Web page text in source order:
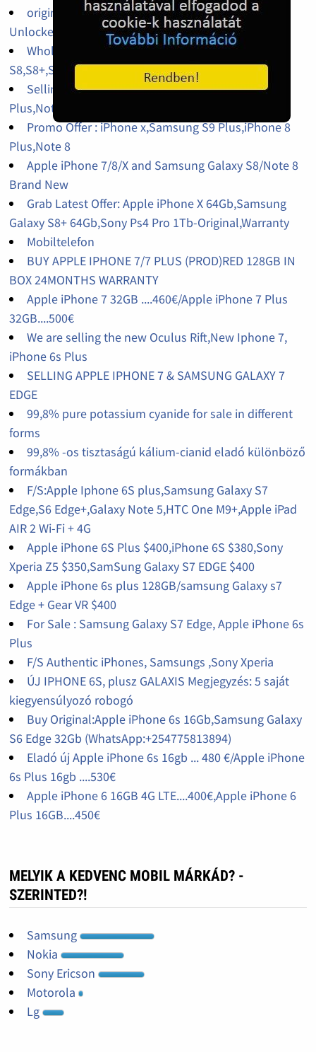
original iPhone 14pro,14promax,13pro factory
Unlocked
Wholesales iPhone X 64Gb,256Gb,Galaxy
S8,S8+,S9,S9+,Galaxy J7 Pro Factory Unlocked
Selling Original : Samsung S9 Plus,iPhone x,S8
Plus,Note 8,iPhone 7 Plus
Promo Offer : iPhone x,Samsung S9 Plus,iPhone 8
Plus,Note 8
Apple iPhone 7/8/X and Samsung Galaxy S8/Note 8
Brand New
Grab Latest Offer: Apple iPhone X 64Gb,Samsung
Galaxy S8+ 64Gb,Sony Ps4 Pro 1Tb-Original,Warranty
Mobiltelefon
BUY APPLE IPHONE 7/7 PLUS (PROD)RED 128GB IN
BOX 24MONTHS WARRANTY
Apple iPhone 7 32GB ....460€/Apple iPhone 7 Plus
32GB....500€
We are selling the new Oculus Rift,New Iphone 7,
iPhone 6s Plus
SELLING APPLE IPHONE 7 & SAMSUNG GALAXY 7
EDGE
99,8% pure potassium cyanide for sale in different
forms
99,8% -os tisztaságú kálium-cianid eladó különböző
formákban
F/S:Apple Iphone 6S plus,Samsung Galaxy S7
Edge,S6 Edge+,Galaxy Note 5,HTC One M9+,Apple iPad
AIR 2 Wi-Fi + 4G
Apple iPhone 6S Plus $400,iPhone 6S $380,Sony
Xperia Z5 $350,SamSung Galaxy S7 EDGE $400
Apple iPhone 6s plus 128GB/samsung Galaxy s7
Edge + Gear VR $400
For Sale : Samsung Galaxy S7 Edge, Apple iPhone 6s
Plus
F/S Authentic iPhones, Samsungs ,Sony Xperia
ÚJ IPHONE 6S, plusz GALAXIS Megjegyzés: 5 saját
kiegyensúlyozó robogó
Buy Original:Apple iPhone 6s 16Gb,Samsung Galaxy
S6 Edge 32Gb (WhatsApp:+254775813894)
Eladó új Apple iPhone 6s 16gb ... 480 €/Apple iPhone
6s Plus 16gb ....530€
Apple iPhone 6 16GB 4G LTE....400€,Apple iPhone 6
Plus 16GB....450€
MELYIK A KEDVENC MOBIL MÁRKÁD? -
SZERINTED?!
Samsung
Nokia
Sony Ericson
Motorola
Lg